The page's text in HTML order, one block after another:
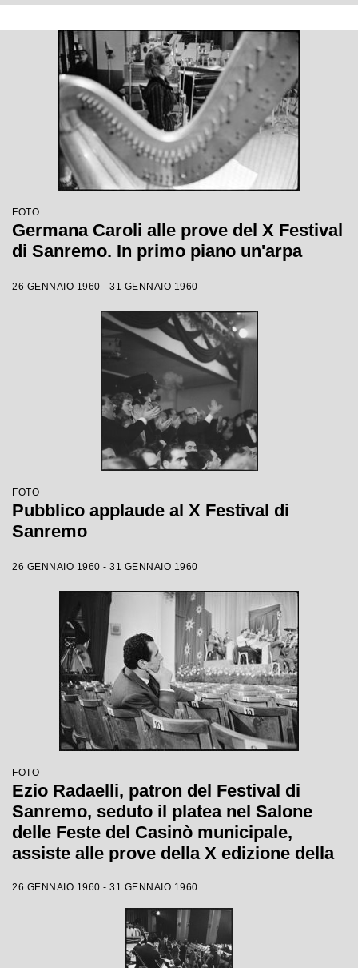
FOTO
Germana Caroli alle prove del X Festival
di Sanremo. In primo piano un'arpa
26 GENNAIO 1960 - 31 GENNAIO 1960
FOTO
Pubblico applaude al X Festival di
Sanremo
26 GENNAIO 1960 - 31 GENNAIO 1960
FOTO
Ezio Radaelli, patron del Festival di
Sanremo, seduto il platea nel Salone
delle Feste del Casinò municipale,
assiste alle prove della X edizione della
26 GENNAIO 1960 - 31 GENNAIO 1960